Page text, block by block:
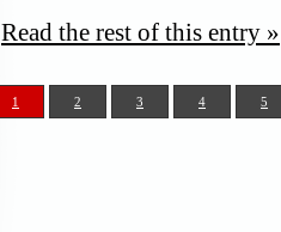
Read the rest of this entry »
1 2 3 4 5